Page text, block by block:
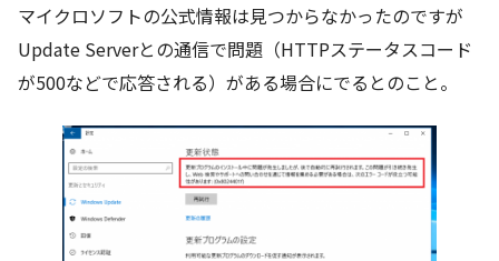
マイクロソフトの公式情報は見つからなかったのですが
Update Serverとの通信で問題（HTTPステータスコード
が500などで応答される）がある場合にでるとのこと。